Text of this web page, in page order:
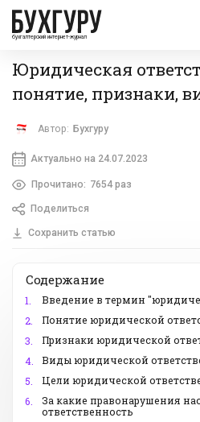
бухгалтерский интернет-журнал
Юридическая
понятие, признаки,
Автор: Бухгуру
Актуально на 24.07.2023
Прочитано: 7654 раз
Поделиться
Сохранить статью
Содержание
1.
Введение в термин
2.
Понятие юридической
3.
Признаки юридической
4.
Виды юридической
5.
Цели юридической
6.
За какие правонарушения
ответственность